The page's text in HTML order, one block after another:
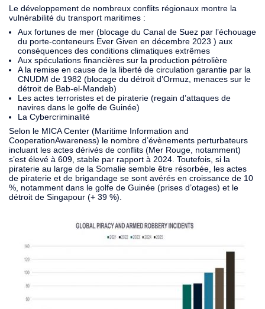
Le développement de nombreux conflits régionaux montre la
vulnérabilité du transport maritimes :
Aux fortunes de mer (blocage du Canal de Suez par l’échouage
du porte-conteneurs Ever Given en décembre 2023 ) aux
conséquences des conditions climatiques extrêmes
Aux spéculations financières sur la production pétrolière
A la remise en cause de la liberté de circulation garantie par la
CNUDM de 1982 (blocage du détroit d’Ormuz, menaces sur le
détroit de Bab-el-Mandeb)
Les actes terroristes et de piraterie (regain d’attaques de
navires dans le golfe de Guinée)
La Cybercriminalité
Selon le MICA Center (Maritime Information and
CooperationAwareness) le nombre d’évènements perturbateurs
incluant les actes dérivés de conflits (Mer Rouge, notamment)
s’est élevé à 609, stable par rapport à 2024. Toutefois, si la
piraterie au large de la Somalie semble être résorbée, les actes
de piraterie et de brigandage se sont avérés en croissance de 10
%, notamment dans le golfe de Guinée (prises d’otages) et le
détroit de Singapour (+ 39 %).